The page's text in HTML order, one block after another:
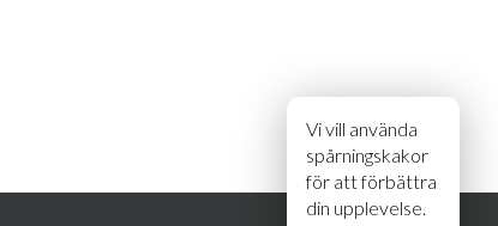
Vi vill använda
spårningskakor
för att förbättra
din upplevelse.